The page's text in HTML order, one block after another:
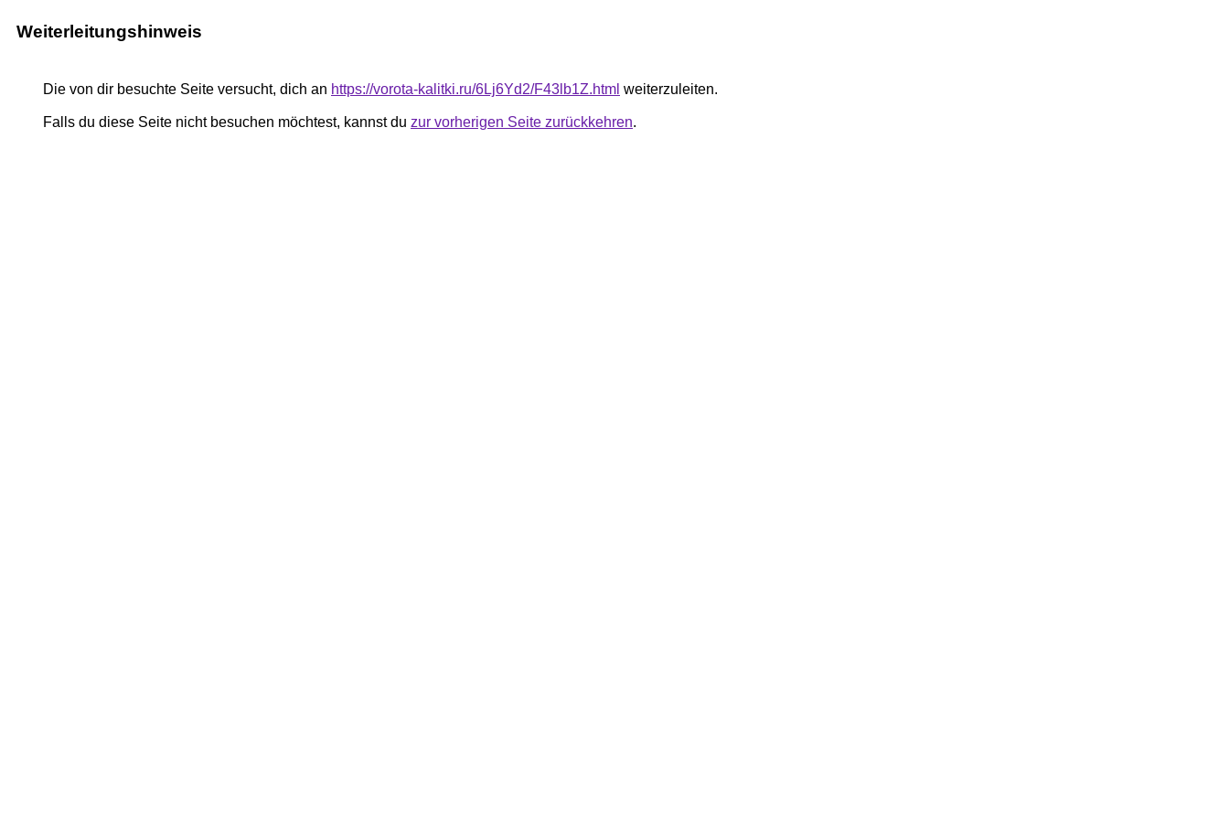
Weiterleitungshinweis
Die von dir besuchte Seite versucht, dich an https://vorota-kalitki.ru/6Lj6Yd2/F43lb1Z.html weiterzuleiten.
Falls du diese Seite nicht besuchen möchtest, kannst du zur vorherigen Seite zurückkehren.